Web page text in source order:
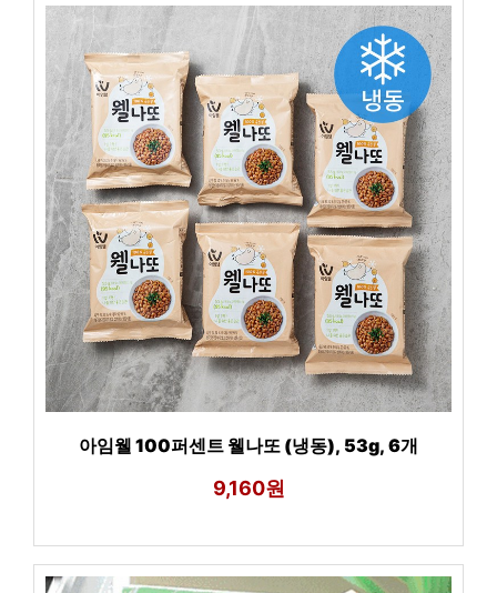
아임웰 100퍼센트 웰나또 (냉동), 53g, 6개
9,160원